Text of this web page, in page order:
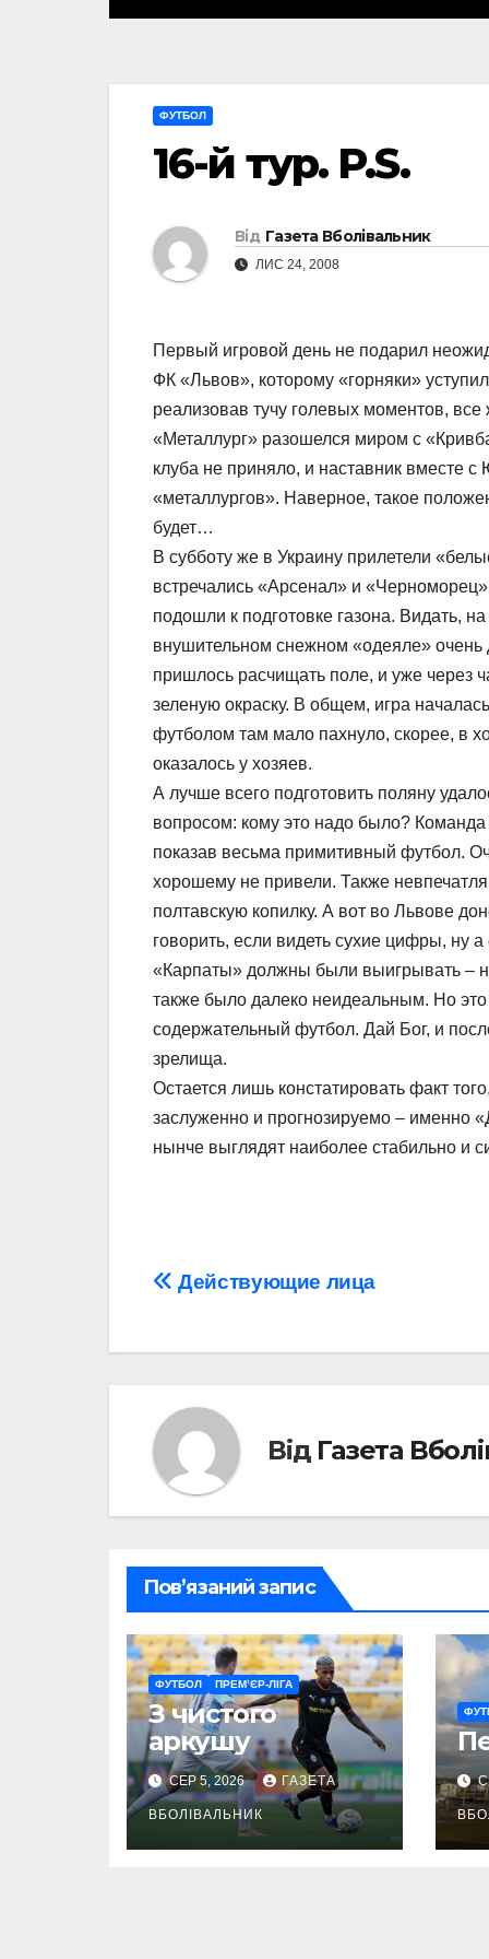
ФУТБОЛ
16-й тур. P.S.
Від Газета Вболівальник
ЛИС 24, 2008
Первый игровой день не подарил
ФК «Львов», которому «горняки»
реализовав тучу голевых моментов,
«Металлург» разошелся миром с
клуба не приняло, и наставник вместе
«металлургов». Наверное, такое
будет…
В субботу же в Украину прилетели
встречались «Арсенал» и
подошли к подготовке газона. Видать,
внушительном снежном «одеяле»
пришлось расчищать поле, и уже через
зеленую окраску. В общем, игра
футболом там мало пахнуло, скорее, в
оказалось у хозяев.
А лучше всего подготовить поляну
вопросом: кому это надо было?
показав весьма примитивный футбол.
хорошему не привели. Также
полтавскую копилку. А вот во Львове
говорить, если видеть сухие цифры, ну
«Карпаты» должны были выигрывать –
также было далеко неидеальным. Но
содержательный футбол. Дай Бог, и
зрелища.
Остается лишь констатировать факт
заслуженно и прогнозируемо – именно
нынче выглядят наиболее стабильно и
Навігація
Действующие лица
Від Газета
Пов’язаний запис
ФУТБОЛ ПРЕМ’ЄР-ЛІГА
З чистого
аркушу
СЕР 5, 2026 ГАЗЕТА
ВБОЛІВАЛЬНИК